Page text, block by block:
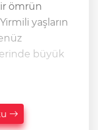
ömrün
büyük